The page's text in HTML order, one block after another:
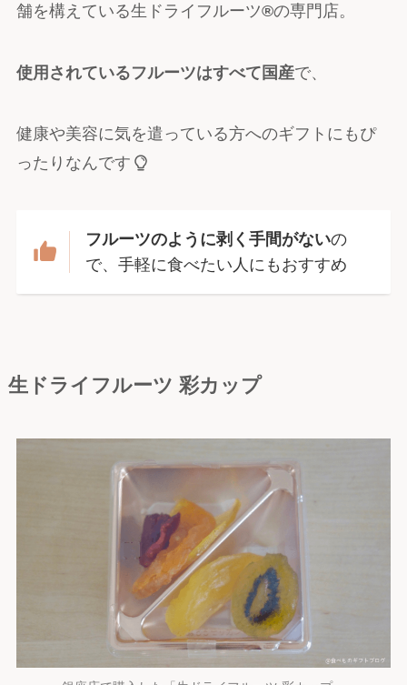
舗を構えている生ドライフルーツ®の専門店。
使用されているフルーツはすべて国産で、
健康や美容に気を遣っている方へのギフトにもぴ
ったりなんです
フルーツのように剥く手間がないの
で、手軽に食べたい人にもおすすめ
生ドライフルーツ 彩カップ